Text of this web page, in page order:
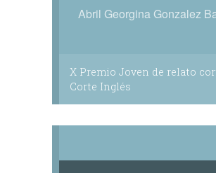
Abril Georgina Gonzalez
X Premio Joven de relato
Corte Inglés